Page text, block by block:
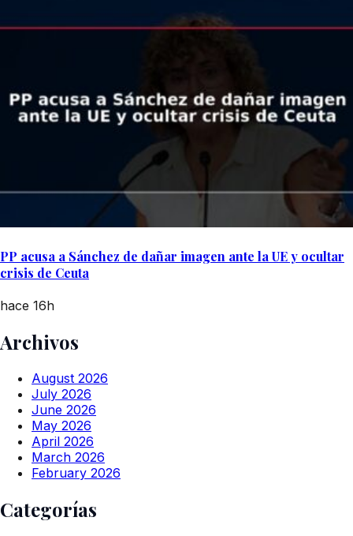
PP acusa a Sánchez de dañar imagen ante la UE y ocultar
crisis de Ceuta
hace 16h
Archivos
August 2026
July 2026
June 2026
May 2026
April 2026
March 2026
February 2026
Categorías